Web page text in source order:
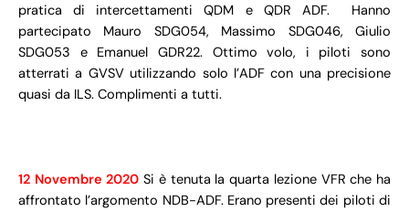
pratica di intercettamenti QDM e QDR ADF. Hanno
partecipato Mauro SDG054, Massimo SDG046, Giulio
SDG053 e Emanuel GDR22. Ottimo volo, i piloti sono
atterrati a GVSV utilizzando solo l’ADF con una precisione
quasi da ILS. Complimenti a tutti.
12 Novembre 2020Si è tenuta la quarta lezione VFR che ha
affrontato l’argomento NDB-ADF. Erano presenti dei piloti di